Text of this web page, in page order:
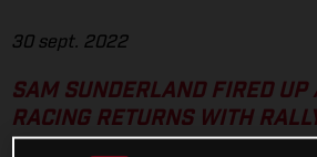
30 sept. 2022
SAM SUNDERLAND FIRED UP
RACING RETURNS WITH